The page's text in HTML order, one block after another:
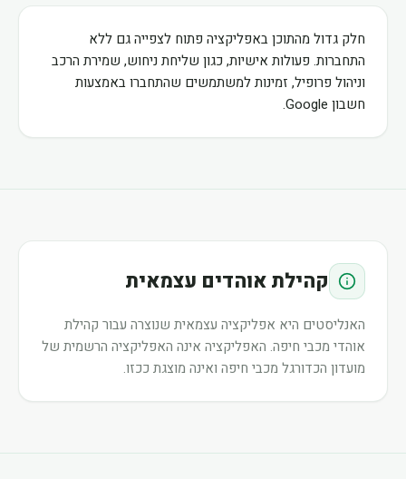
חלק גדול מהתוכן באפליקציה פתוח לצפייה גם ללא
התחברות. פעולות אישיות, כגון שליחת ניחוש, שמירת הרכב
וניהול פרופיל, זמינות למשתמשים שהתחברו באמצעות
חשבון Google.
קהילת אוהדים עצמאית
האנליסטים היא אפליקציה עצמאית שנוצרה עבור קהילת
אוהדי מכבי חיפה. האפליקציה אינה האפליקציה הרשמית של
מועדון הכדורגל מכבי חיפה ואינה מוצגת ככזו.